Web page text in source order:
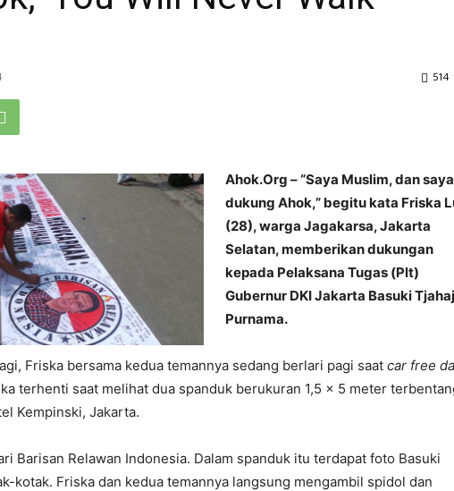
514
Ahok.Org – “Saya Muslim, dan saya
dukung Ahok,” begitu kata Friska
(28), warga Jagakarsa, Jakarta
Selatan, memberikan dukungan
kepada Pelaksana Tugas (Plt)
Gubernur DKI Jakarta Basuki
Purnama.
Friska bersama kedua temannya sedang berlari pagi saat car free
terhenti saat melihat dua spanduk berukuran 1,5 x 5 meter
Kempinski, Jakarta.
Barisan Relawan Indonesia. Dalam spanduk itu terdapat foto Basuki
kotak. Friska dan kedua temannya langsung mengambil spidol dan